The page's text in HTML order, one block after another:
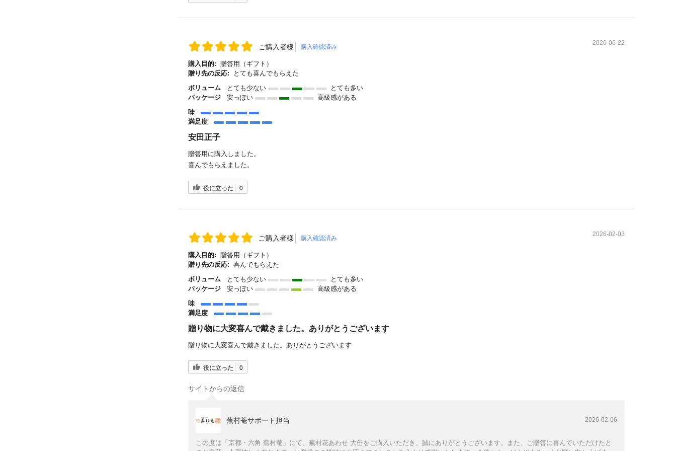
ご購入者様 購入確認済み
2026-06-22
購入目的:
贈答用（ギフト）
贈り先の反応:
とても喜んでもらえた
ボリューム
とても少ない
とても多い
パッケージ
安っぽい
高級感がある
味
満足度
安田正子
贈答用に購入しました。
喜んでもらえました。
役に立った 0
ご購入者様 購入確認済み
2026-02-03
購入目的: 贈答用（ギフト）
贈り先の反応: 喜んでもらえた
ボリューム
とても少ない
とても多い
パッケージ
安っぽい
高級感がある
味
満足度
贈り物に大変喜んで戴きました。ありがとうございます
贈り物に大変喜んで戴きました。ありがとうございます
役に立った 0
サイトからの返信
蕪村菴サポート担当 2026-02-06
この度は「京都・六角 蕪村菴」にて、蕪村花あわせ 大缶をご購入いただき、誠にありがとうございます。また、ご贈答に喜んでいただけたと